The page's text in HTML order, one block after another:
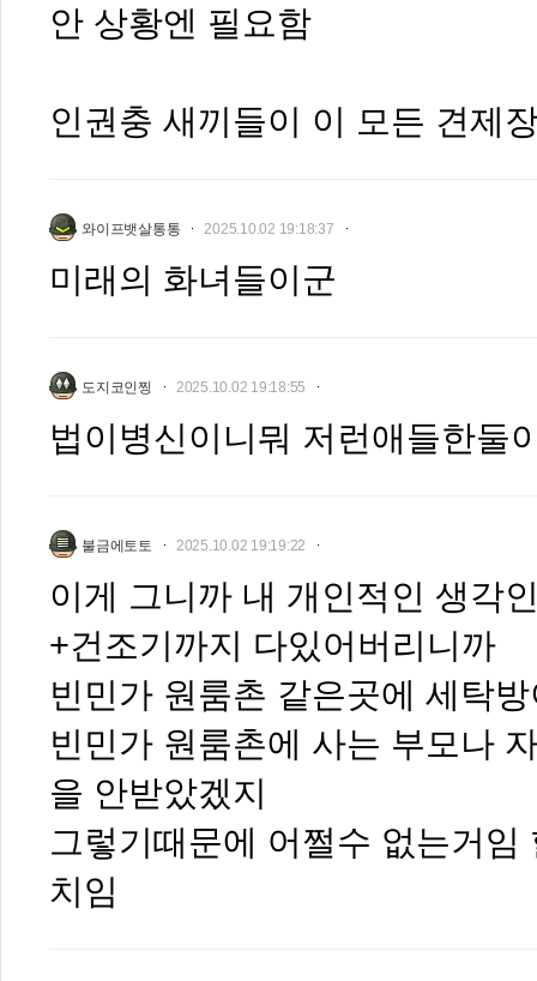
안 상황엔 필요함
인권충 새끼들이 이 모든 견제
와이프뱃살통통 2025.10.02 19:18:37
미래의 화녀들이군
도지코인찡 2025.10.02 19:18:55
법이병신이니뭐 저런애들한둘
불금에토토 2025.10.02 19:19:22
이게 그니까 내 개인적인 생각
+건조기까지 다있어버리니까
빈민가 원룸촌 같은곳에 세탁
빈민가 원룸촌에 사는 부모나
을 안받았겠지
그렇기때문에 어쩔수 없는거
치임